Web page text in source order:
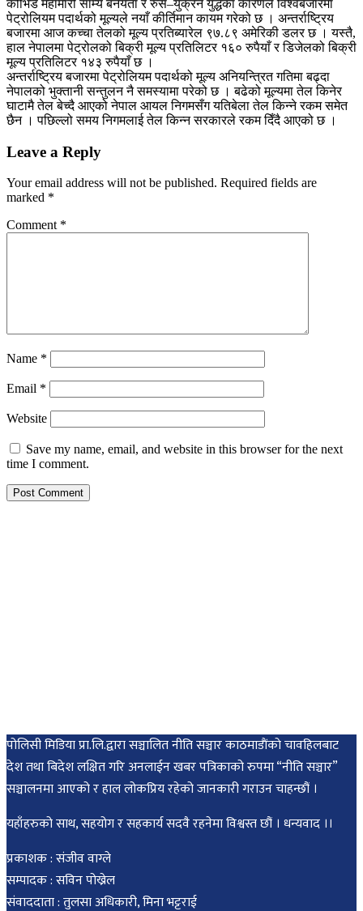
कोभिड महामारी साम्य बनेयता र रुस–युक्रेन युद्धका कारणले विश्वबजारमा
पेट्रोलियम पदार्थको मूल्यले नयाँ कीर्तिमान कायम गरेको छ । अन्तर्राष्ट्रिय
बजारमा आज कच्चा तेलको मूल्य प्रतिब्यारेल ९७.८९ अमेरिकी डलर छ । यस्तै,
हाल नेपालमा पेट्रोलको बिक्री मूल्य प्रतिलिटर १६० रुपैयाँ र डिजेलको बिक्री
मूल्य प्रतिलिटर १४३ रुपैयाँ छ ।
अन्तर्राष्ट्रिय बजारमा पेट्रोलियम पदार्थको मूल्य अनियन्त्रित गतिमा बढ्दा
नेपालको भुक्तानी सन्तुलन नै समस्यामा परेको छ । बढेको मूल्यमा तेल किनेर
घाटामै तेल बेच्दै आएको नेपाल आयल निगमसँग यतिबेला तेल किन्ने रकम समेत
छैन । पछिल्लो समय निगमलाई तेल किन्न सरकारले रकम दिँदै आएको छ ।
Leave a Reply
Your email address will not be published. Required fields are
marked *
Comment *
Name *
Email *
Website
Save my name, email, and website in this browser for the next
time I comment.
पोलिसी मिडिया प्रा.लि.द्वारा सञ्चालित नीति सञ्चार काठमाडाैंकाे चावहिलबाट
देश तथा बिदेश लक्षित गरि अनलाईन खबर पत्रिकाको रुपमा “नीति सञ्चार”
सञ्चालनमा आएको र हाल लोकप्रिय रहेको जानकारी गराउन चाहन्छौं ।
यहाँहरुको साथ, सहयोग र सहकार्य सदवै रहनेमा विश्वस्त छौं । धन्यवाद ।।
प्रकाशक : संजीव वाग्ले
सम्पादक : सविन पोख्रेल
संवाददाता : तुलसा अधिकारी, मिना भट्टराई